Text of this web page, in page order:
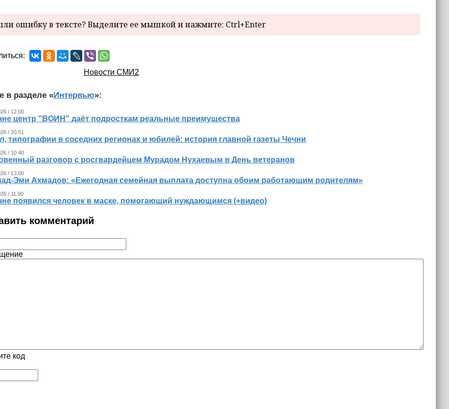
ошибку в тексте? Выделите ее мышкой и нажмите: Ctrl+Enter
Новости СМИ2
в разделе «Интервью»:
/ 12.00
центр "ВОИН" даёт подросткам реальные преимущества
/ 20.51
типографии в соседних регионах и юбилей: история главной газеты Чечни
/ 10.40
разговор с росгвардейцем Мурадом Нухаевым в День ветеранов
/ 13.00
Эми Ахмадов: «Ежегодная семейная выплата доступна обоим работающим родителям»
/ 11.00
появился человек в маске, помогающий нуждающимся (+видео)
комментарий
код